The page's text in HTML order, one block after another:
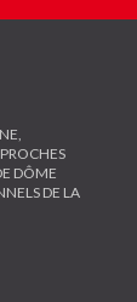
DÔME
DE LA